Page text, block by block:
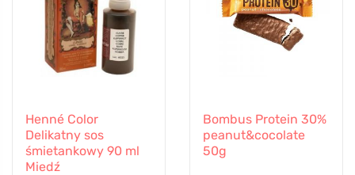
Henné Color
Delikatny sos
śmietankowy 90 ml
Miedź
Bombus Protein 30%
peanut&cocolate
50g